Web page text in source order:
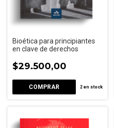
Bioética para principiantes
en clave de derechos
$29.500,00
2en stock